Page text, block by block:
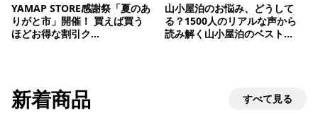
YAMAP STORE感謝祭「夏のあ
りがと市」開催！ 買えば買う
ほどお得な割引ク...
山小屋泊のお悩み、どうして
る？1500人のリアルな声から
読み解く山小屋泊のベスト...
新着商品 すべて見る